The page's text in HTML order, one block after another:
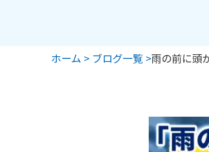
ホーム > ブログ一覧 >雨の前に頭